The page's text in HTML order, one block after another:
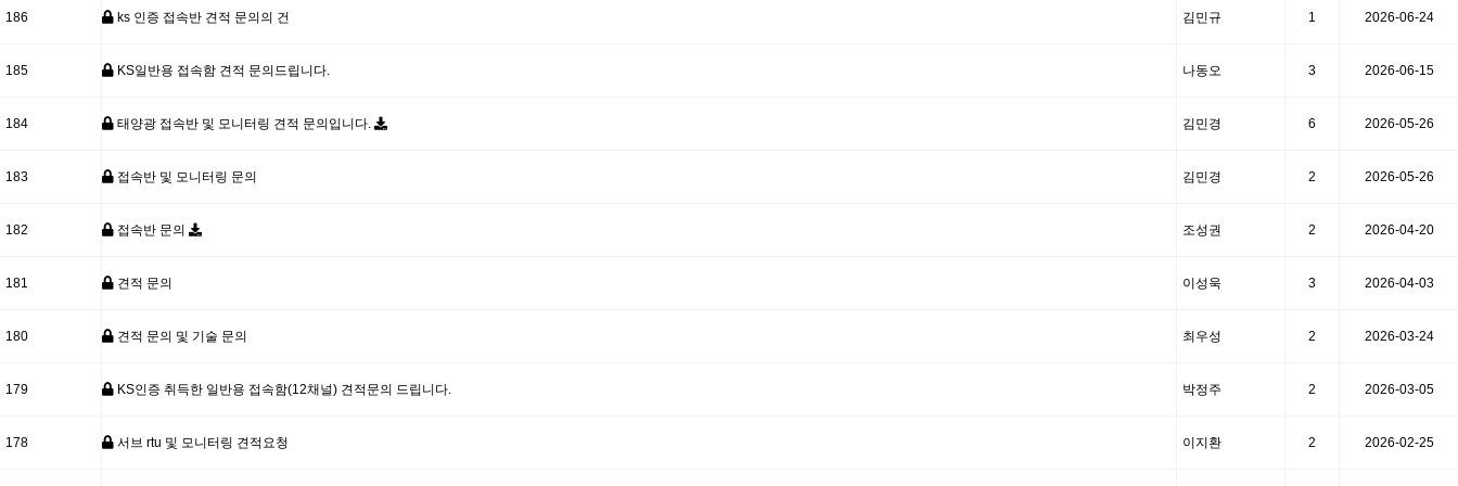
186 ks 인증 접속반 견적 문의의 건 김민규 1 2026-06-24
185 KS일반용 접속함 견적 문의드립니다. 나동오 3 2026-06-15
184 태양광 접속반 및 모니터링 견적 문의입니다. 김민경 6 2026-05-26
183 접속반 및 모니터링 문의 김민경 2 2026-05-26
182 접속반 문의 조성권 2 2026-04-20
181 견적 문의 이성욱 3 2026-04-03
180 견적 문의 및 기술 문의 최우성 2 2026-03-24
179 KS인증 취득한 일반용 접속함(12채널) 견적문의 드립니다. 박정주 2 2026-03-05
178 서브 rtu 및 모니터링 견적요청 이지환 2 2026-02-25